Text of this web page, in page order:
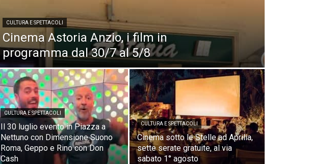
CULTURA E SPETTACOLI
Cinema Astoria Anzio, i film in
programma dal 30/7 al 5/8
CULTURA E SPETTACOLI
Il 30 luglio evento in Piazza a
Nettuno con Dimensione Suono
Roma, Geppo e Rino con Don
Cash
CULTURA E SPETTACOLI
Cinema sotto le Stelle ad Aprilia,
sette serate gratuite, al via
sabato 1° agosto